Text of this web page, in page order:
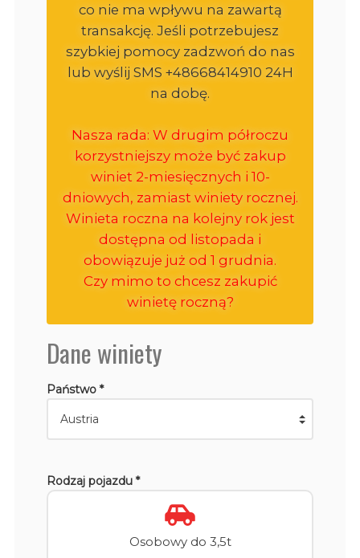
co nie ma wpływu na zawartą
transakcję. Jeśli potrzebujesz
szybkiej pomocy zadzwoń do nas
lub wyślij SMS +48668414910 24H
na dobę.
Nasza rada: W drugim półroczu
korzystniejszy może być zakup
winiet 2-miesięcznych i 10-
dniowych, zamiast winiety rocznej.
Winieta roczna na kolejny rok jest
dostępna od listopada i
obowiązuje już od 1 grudnia.
Czy mimo to chcesz zakupić
winietę roczną?
Dane winiety
Państwo *
Rodzaj pojazdu *
Osobowy do 3,5t